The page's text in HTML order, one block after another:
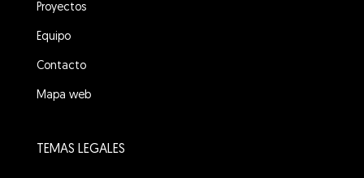
Proyectos
Equipo
Contacto
Mapa web
TEMAS LEGALES